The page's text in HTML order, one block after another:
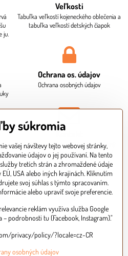
ju.
Veľkosti
Tabuľka veľkostí kojeneckého oblečenia a
tabuľka veľkostí detských čiapok
Ochrana os​. údajov
Ochrana osobných údajov
Kontakt
Sídlo firmy, fakturačné údaje. Osobný
odber je potrebné dohodnúť vopred
telefonicky.
Bezpečná platba kartou
súkromia
vašej návštevy tejto webovej stránky,
údajov o jej používaní. Na tento
tretích strán a zhromaždené údaje
USA alebo iných krajinách. Kliknutím
svoj súhlas s týmto spracovaním.
alebo upraviť svoje preferencie.
reklám využíva služba Google
podrobnosti tu (Facebook, Instagram)."
privacy/policy/?locale=cz-CR
osobných údajov